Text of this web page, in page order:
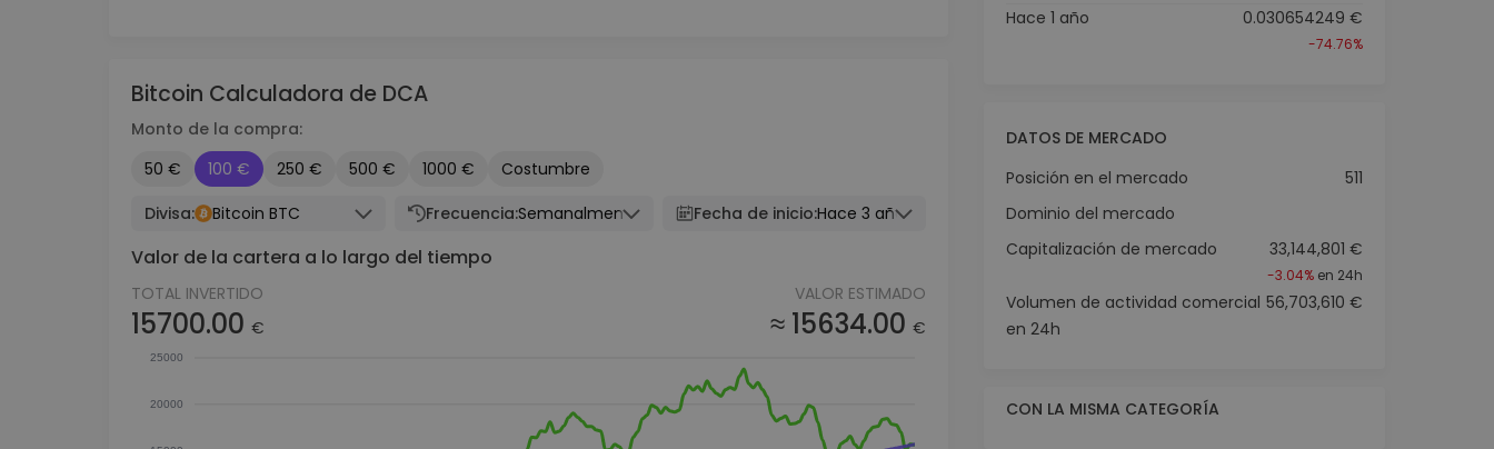
Bitcoin Calculadora de DCA
Monto de la compra:
50 €
100 € 250 € 500 € 1000 €
Costumbre
Divisa:
Bitcoin BTC Frecuencia:Semanalmente Fecha de inicio:Hace 3 años
Valor de la cartera a lo largo del tiempo
TOTAL INVERTIDO
15700.00 €
VALOR ESTIMADO
≈ 15634.00 €
25000
20000
Hace 1 año 0.030654249 €
-74.76%
DATOS DE MERCADO
Posición en el mercado
511
Dominio del mercado
Capitalización de mercado
33,144,801 €
-3.04%en 24h
Volumen de actividad comercial
en 24h
56,703,610 €
CON LA MISMA CATEGORÍA